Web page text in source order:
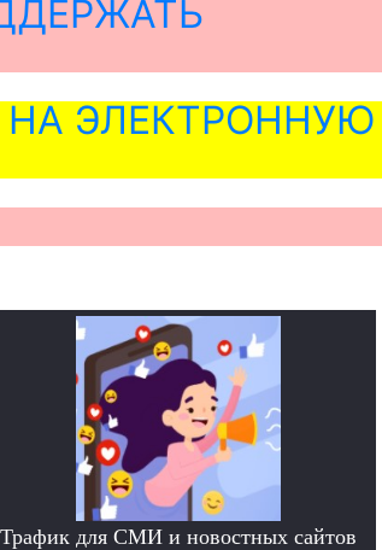
ЭЛЕКТРОННУЮ
Трафик для СМИ и новостных сайтов